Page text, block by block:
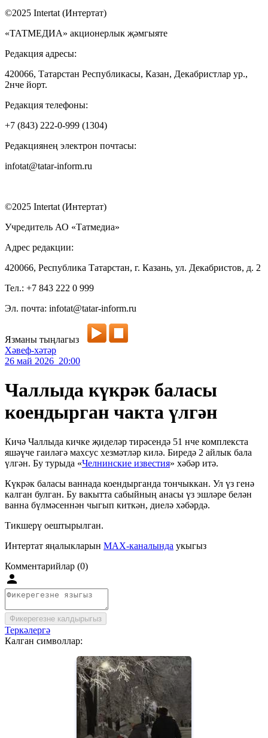
©2025 Intertat (Интертат)
«ТАТМЕДИА» акционерлык җәмгыяте
Редакция адресы:
420066, Татарстан Республикасы, Казан, Декабристлар ур.,
2нче йорт.
Редакция телефоны:
+7 (843) 222-0-999 (1304)
Редакциянең электрон почтасы:
infotat@tatar-inform.ru
©2025 Intertat (Интертат)
Учредитель АО «Татмедиа»
Адрес редакции:
420066, Республика Татарстан, г. Казань, ул. Декабристов, д. 2
Тел.: +7 843 222 0 999
Эл. почта: infotat@tatar-inform.ru
Язманы тыңлагыз
Хәвеф-хәтәр
26 май 2026 20:00
Чаллыда күкрәк баласы
коендырган чакта үлгән
Кичә Чаллыда кичке җиделәр тирәсендә 51 нче комплекста
яшәүче гаиләгә махсус хезмәтләр килә. Биредә 2 айлык бала
үлгән. Бу турыда «Челнинские известия» хәбәр итә.
Күкрәк баласы ваннада коендырганда тончыккан. Ул үз генә
калган булган. Бу вакытта сабыйның анасы үз эшләре белән
ванна бүлмәсеннән чыгып киткән, диелә хәбәрдә.
Тикшерү оештырылган.
Интертат яңалыкларын MAX-каналында укыгыз
Комментарийлар (0)
Фикерегезне калдырыгыз
Теркәлергә
Калган символлар: